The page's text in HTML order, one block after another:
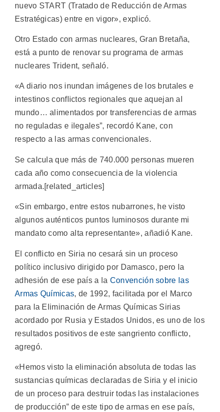
nuevo START (Tratado de Reducción de Armas
Estratégicas) entre en vigor», explicó.
Otro Estado con armas nucleares, Gran Bretaña,
está a punto de renovar su programa de armas
nucleares Trident, señaló.
«A diario nos inundan imágenes de los brutales e
intestinos conflictos regionales que aquejan al
mundo… alimentados por transferencias de armas
no reguladas e ilegales”, recordó Kane, con
respecto a las armas convencionales.
Se calcula que más de 740.000 personas mueren
cada año como consecuencia de la violencia
armada.[related_articles]
«Sin embargo, entre estos nubarrones, he visto
algunos auténticos puntos luminosos durante mi
mandato como alta representante», añadió Kane.
El conflicto en Siria no cesará sin un proceso
político inclusivo dirigido por Damasco, pero la
adhesión de ese país a la Convención sobre las
Armas Químicas, de 1992, facilitada por el Marco
para la Eliminación de Armas Químicas Sirias
acordado por Rusia y Estados Unidos, es uno de los
resultados positivos de este sangriento conflicto,
agregó.
«Hemos visto la eliminación absoluta de todas las
sustancias químicas declaradas de Siria y el inicio
de un proceso para destruir todas las instalaciones
de producción” de este tipo de armas en ese país,